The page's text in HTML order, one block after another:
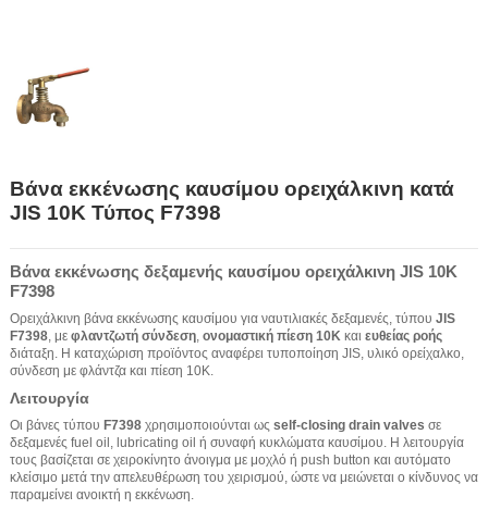
Βάνα εκκένωσης καυσίμου ορειχάλκινη κατά
JIS 10K Τύπος F7398
Βάνα εκκένωσης δεξαμενής καυσίμου ορειχάλκινη JIS 10K
F7398
Ορειχάλκινη βάνα εκκένωσης καυσίμου για ναυτιλιακές δεξαμενές, τύπου JIS
F7398, με φλαντζωτή σύνδεση, ονομαστική πίεση 10K και ευθείας ροής
διάταξη. Η καταχώριση προϊόντος αναφέρει τυποποίηση JIS, υλικό ορείχαλκο,
σύνδεση με φλάντζα και πίεση 10K.
Λειτουργία
Οι βάνες τύπου F7398 χρησιμοποιούνται ως self-closing drain valves σε
δεξαμενές fuel oil, lubricating oil ή συναφή κυκλώματα καυσίμου. Η λειτουργία
τους βασίζεται σε χειροκίνητο άνοιγμα με μοχλό ή push button και αυτόματο
κλείσιμο μετά την απελευθέρωση του χειρισμού, ώστε να μειώνεται ο κίνδυνος να
παραμείνει ανοικτή η εκκένωση.